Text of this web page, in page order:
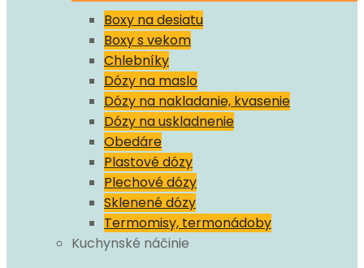
Boxy na desiatu
Boxy s vekom
Chlebníky
Dózy na maslo
Dózy na nakladanie, kvasenie
Dózy na uskladnenie
Obedáre
Plastové dózy
Plechové dózy
Sklenené dózy
Termomisy, termonádoby
Kuchynské náčinie